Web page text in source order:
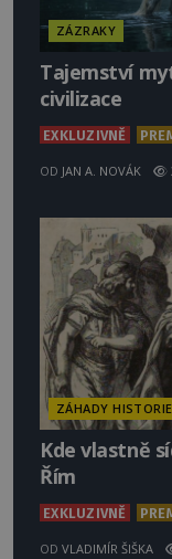
ZÁZRAKY
Tajemství
civilizace
EXKLUZIVNĚ
OD JAN A. NOVÁK
ZÁHADY HISTORIE
Kde vlastně
Řím
EXKLUZIVNĚ
OD VLADIMÍR ŠIŠKA